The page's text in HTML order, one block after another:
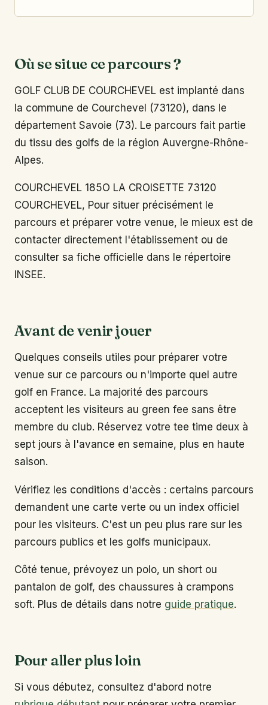
Où se situe ce parcours ?
GOLF CLUB DE COURCHEVEL est implanté dans
la commune de Courchevel (73120), dans le
département Savoie (73). Le parcours fait partie
du tissu des golfs de la région Auvergne-Rhône-
Alpes.
COURCHEVEL 185O LA CROISETTE 73120
COURCHEVEL, Pour situer précisément le
parcours et préparer votre venue, le mieux est de
contacter directement l'établissement ou de
consulter sa fiche officielle dans le répertoire
INSEE.
Avant de venir jouer
Quelques conseils utiles pour préparer votre
venue sur ce parcours ou n'importe quel autre
golf en France. La majorité des parcours
acceptent les visiteurs au green fee sans être
membre du club. Réservez votre tee time deux à
sept jours à l'avance en semaine, plus en haute
saison.
Vérifiez les conditions d'accès : certains parcours
demandent une carte verte ou un index officiel
pour les visiteurs. C'est un peu plus rare sur les
parcours publics et les golfs municipaux.
Côté tenue, prévoyez un polo, un short ou
pantalon de golf, des chaussures à crampons
soft. Plus de détails dans notre guide pratique.
Pour aller plus loin
Si vous débutez, consultez d'abord notre